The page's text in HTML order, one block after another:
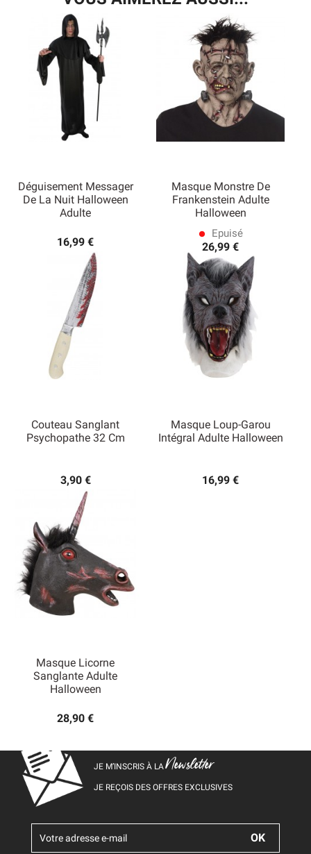
Déguisement Messager
De La Nuit Halloween
Adulte
16,99 €
Masque Monstre De
Frankenstein Adulte
Halloween
lens Epuisé
26,99 €
Couteau Sanglant
Psychopathe 32 Cm
3,90 €
Masque Loup-Garou
Intégral Adulte Halloween
16,99 €
Masque Licorne
Sanglante Adulte
Halloween
28,90 €
JE M’INSCRIS À LANewsletter
JE REÇOIS DES OFFRES EXCLUSIVES